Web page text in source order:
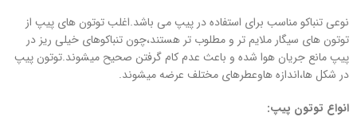
نوعی تنباکو مناسب برای استفاده در پیپ می باشد.اغلب توتون های پیپ از
توتون های سیگار ملایم تر و مطلوب تر هستند،چون تنباکوهای خیلی ریز در
پیپ مانع جریان هوا شده و باعث عدم کام گرفتن صحیح میشوند.توتون پیپ
در شکل ها،اندازه هاوعطرهای مختلف عرضه میشوند.
انواع توتون پیپ: